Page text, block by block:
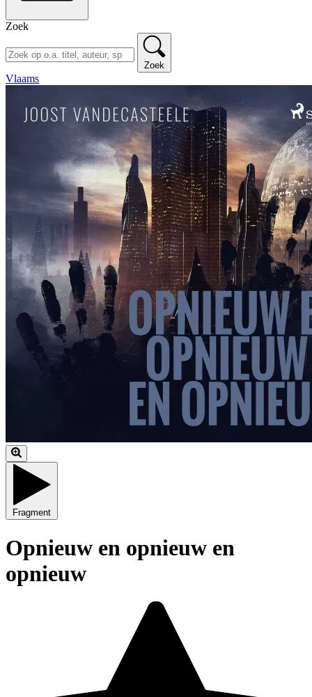
Zoek
Zoek
Vlaams
Fragment
Opnieuw en opnieuw en
opnieuw